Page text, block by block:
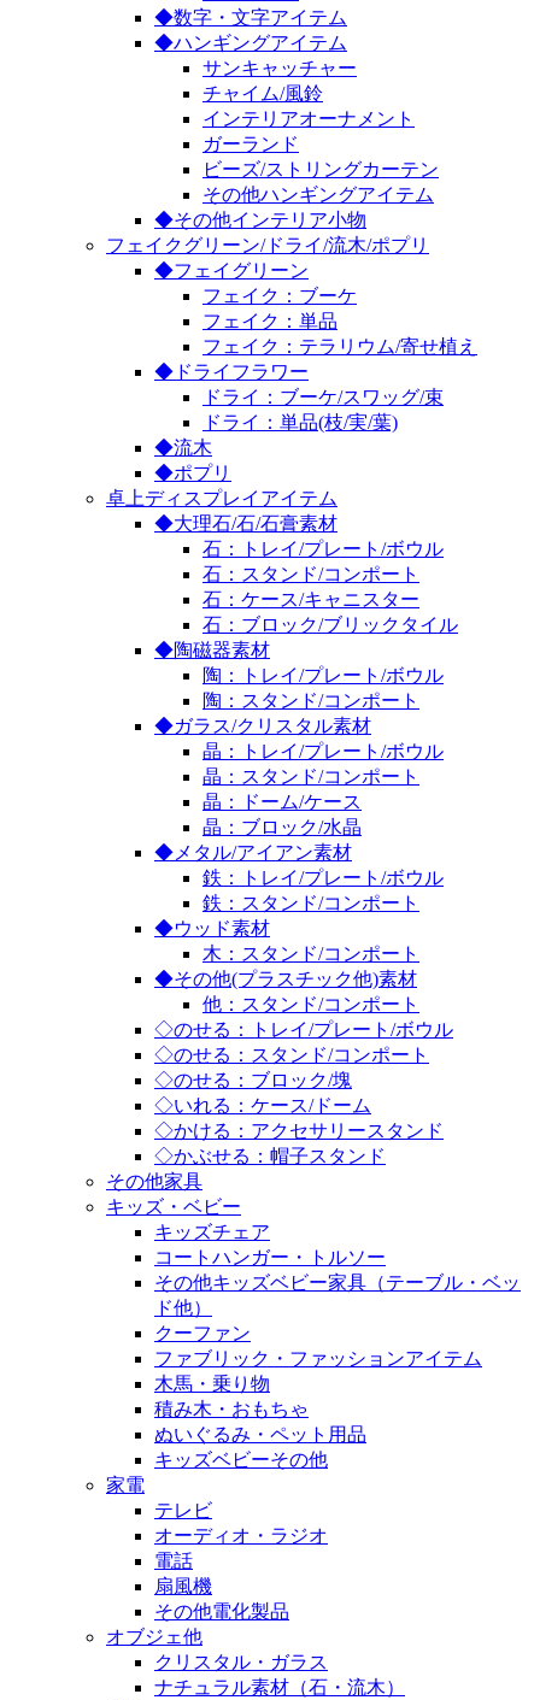
◆数字・文字アイテム
◆ハンギングアイテム
サンキャッチャー
チャイム/風鈴
インテリアオーナメント
ガーランド
ビーズ/ストリングカーテン
その他ハンギングアイテム
◆その他インテリア小物
フェイクグリーン/ドライ/流木/ポプリ
◆フェイグリーン
フェイク：ブーケ
フェイク：単品
フェイク：テラリウム/寄せ植え
◆ドライフラワー
ドライ：ブーケ/スワッグ/束
ドライ：単品(枝/実/葉)
◆流木
◆ポプリ
卓上ディスプレイアイテム
◆大理石/石/石膏素材
石：トレイ/プレート/ボウル
石：スタンド/コンポート
石：ケース/キャニスター
石：ブロック/ブリックタイル
◆陶磁器素材
陶：トレイ/プレート/ボウル
陶：スタンド/コンポート
◆ガラス/クリスタル素材
晶：トレイ/プレート/ボウル
晶：スタンド/コンポート
晶：ドーム/ケース
晶：ブロック/水晶
◆メタル/アイアン素材
鉄：トレイ/プレート/ボウル
鉄：スタンド/コンポート
◆ウッド素材
木：スタンド/コンポート
◆その他(プラスチック他)素材
他：スタンド/コンポート
◇のせる：トレイ/プレート/ボウル
◇のせる：スタンド/コンポート
◇のせる：ブロック/塊
◇いれる：ケース/ドーム
◇かける：アクセサリースタンド
◇かぶせる：帽子スタンド
その他家具
キッズ・ベビー
キッズチェア
コートハンガー・トルソー
その他キッズベビー家具（テーブル・ベッ
ド他）
クーファン
ファブリック・ファッションアイテム
木馬・乗り物
積み木・おもちゃ
ぬいぐるみ・ペット用品
キッズベビーその他
家電
テレビ
オーディオ・ラジオ
電話
扇風機
その他電化製品
オブジェ他
クリスタル・ガラス
ナチュラル素材（石・流木）